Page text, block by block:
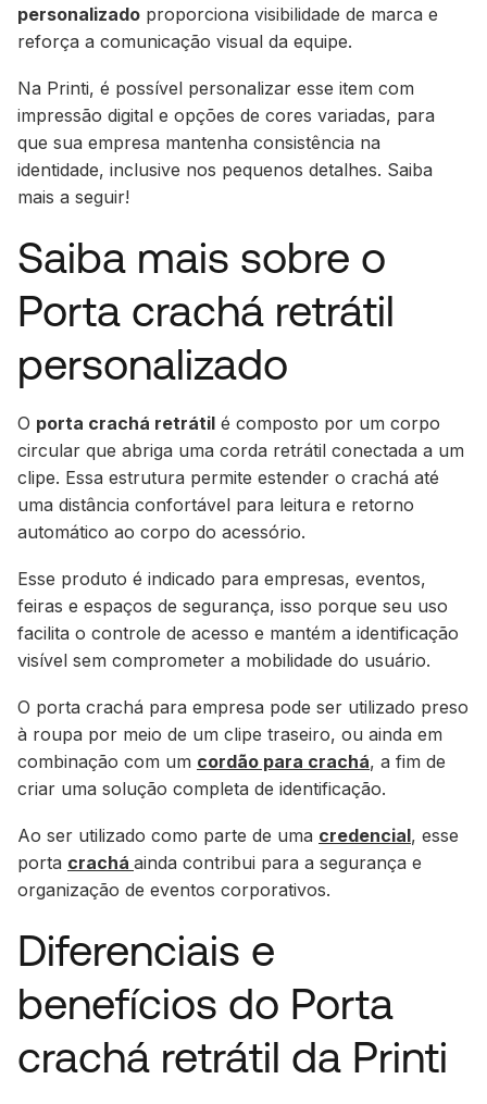
personalizado proporciona visibilidade de marca e
reforça a comunicação visual da equipe.
Na Printi, é possível personalizar esse item com
impressão digital e opções de cores variadas, para
que sua empresa mantenha consistência na
identidade, inclusive nos pequenos detalhes. Saiba
mais a seguir!
Saiba mais sobre o
Porta crachá retrátil
personalizado
O porta crachá retrátil é composto por um corpo
circular que abriga uma corda retrátil conectada a um
clipe. Essa estrutura permite estender o crachá até
uma distância confortável para leitura e retorno
automático ao corpo do acessório.
Esse produto é indicado para empresas, eventos,
feiras e espaços de segurança, isso porque seu uso
facilita o controle de acesso e mantém a identificação
visível sem comprometer a mobilidade do usuário.
O porta crachá para empresa pode ser utilizado preso
à roupa por meio de um clipe traseiro, ou ainda em
combinação com um cordão para crachá, a fim de
criar uma solução completa de identificação.
Ao ser utilizado como parte de uma credencial, esse
porta crachá ainda contribui para a segurança e
organização de eventos corporativos.
Diferenciais e
benefícios do Porta
crachá retrátil da Printi